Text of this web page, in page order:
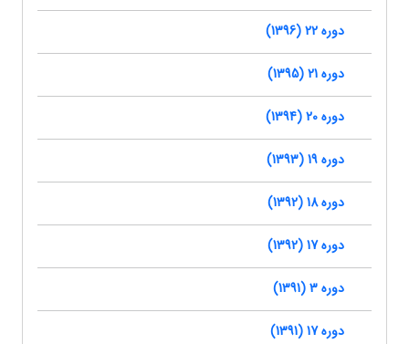
دوره 22 (1396)
دوره 21 (1395)
دوره 20 (1394)
دوره 19 (1393)
دوره 18 (1392)
دوره 17 (1392)
دوره 3 (1391)
دوره 17 (1391)